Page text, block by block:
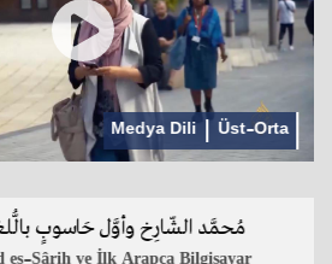
Medya Dili Üst-Orta
مُحمَّد الشّارِخ وأوَّل حَاسوبٍ